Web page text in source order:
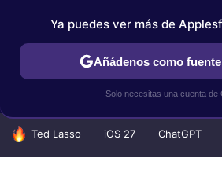
IPHONE TUTORIALES
HOY SE HABLA DE
Ted Lasso iOS 27 ChatGPT
Ya puedes ver más de
Añádenos como
Solo necesitas una cuenta de